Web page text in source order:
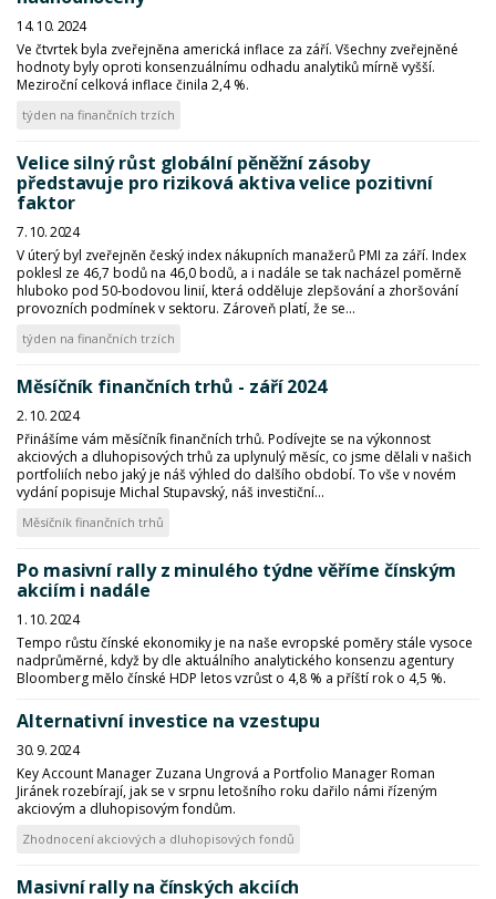
14. 10. 2024
Ve čtvrtek byla zveřejněna americká inflace za září. Všechny zveřejněné
hodnoty byly oproti konsenzuálnímu odhadu analytiků mírně vyšší.
Meziroční celková inflace činila 2,4 %.
týden na finančních trzích
Velice silný růst globální pěněžní zásoby
představuje pro riziková aktiva velice pozitivní
faktor
7. 10. 2024
V úterý byl zveřejněn český index nákupních manažerů PMI za září. Index
poklesl ze 46,7 bodů na 46,0 bodů, a i nadále se tak nacházel poměrně
hluboko pod 50-bodovou linií, která odděluje zlepšování a zhoršování
provozních podmínek v sektoru. Zároveň platí, že se...
týden na finančních trzích
Měsíčník finančních trhů - září 2024
2. 10. 2024
Přinášíme vám měsíčník finančních trhů. Podívejte se na výkonnost
akciových a dluhopisových trhů za uplynulý měsíc, co jsme dělali v našich
portfoliích nebo jaký je náš výhled do dalšího období. To vše v novém
vydání popisuje Michal Stupavský, náš investiční...
Měsíčník finančních trhů
Po masivní rally z minulého týdne věříme čínským
akciím i nadále
1. 10. 2024
Tempo růstu čínské ekonomiky je na naše evropské poměry stále vysoce
nadprůměrné, když by dle aktuálního analytického konsenzu agentury
Bloomberg mělo čínské HDP letos vzrůst o 4,8 % a příští rok o 4,5 %.
Alternativní investice na vzestupu
30. 9. 2024
Key Account Manager Zuzana Ungrová a Portfolio Manager Roman
Jiránek rozebírají, jak se v srpnu letošního roku dařilo námi řízeným
akciovým a dluhopisovým fondům.
Zhodnocení akciových a dluhopisových fondů
Masivní rally na čínských akciích